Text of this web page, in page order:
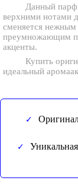
Данный
верхними нотами
сменяется
преумножающим
акценты.
Купить
идеальный